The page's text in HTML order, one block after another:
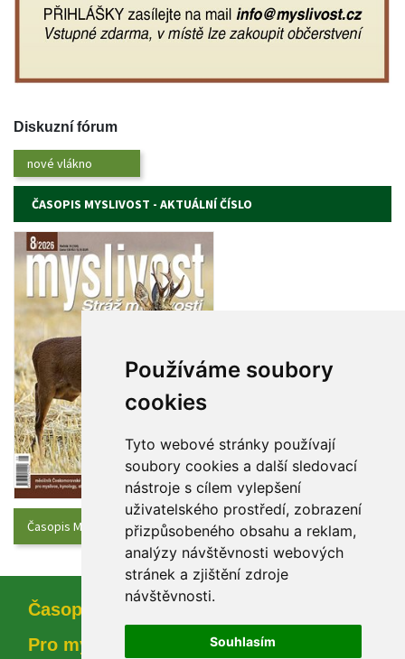
Používáme soubory
cookie
Tyto webové stránky používají
oubory cookies a další sledovací
nástroje s cílem vylepšení
uživatelského prostředí, zobrazení
přizpůsobeného obsahu a reklam,
analýzy návštěvnosti webových
tránek a zjištění zdroje
návštěvnosti.
Souhlasím
Diskuzní fórum
nové vlákno
ČASOPIS MYSLIVOST - AKTUÁLNÍ ČÍSLO
Časopis Myslivost - Aktuální číslo
Časopi
Pro myslivce